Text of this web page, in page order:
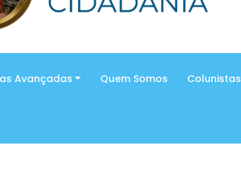
Avançadas Quem Somos Colunistas